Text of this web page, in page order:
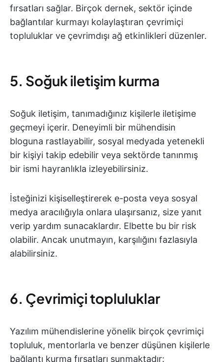
fırsatları sağlar. Birçok dernek, sektör içinde
bağlantılar kurmayı kolaylaştıran çevrimiçi
topluluklar ve çevrimdışı ağ etkinlikleri düzenler.
5. Soğuk iletişim kurma
Soğuk iletişim, tanımadığınız kişilerle iletişime
geçmeyi içerir. Deneyimli bir mühendisin
bloguna rastlayabilir, sosyal medyada yetenekli
bir kişiyi takip edebilir veya sektörde tanınmış
bir ismi hayranlıkla izleyebilirsiniz.
İsteğinizi kişiselleştirerek e-posta veya sosyal
medya aracılığıyla onlara ulaşırsanız, size yanıt
verip yardım sunacaklardır. Elbette bu bir risk
olabilir. Ancak unutmayın, karşılığını fazlasıyla
alabilirsiniz.
6. Çevrimiçi topluluklar
Yazılım mühendislerine yönelik birçok çevrimiçi
topluluk, mentorlarla ve benzer düşünen kişilerle
bağlantı kurma fırsatları sunmaktadır: